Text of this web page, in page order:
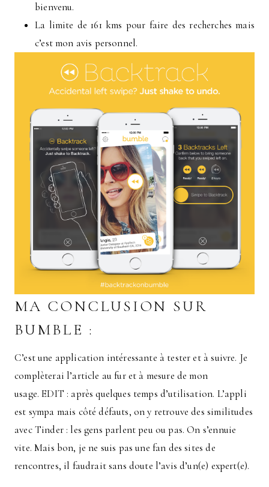
bienvenu.
La limite de 161 kms pour faire des recherches mais
c’est mon avis personnel.
MA CONCLUSION SUR
BUMBLE :
C’est une application intéressante à tester et à suivre. Je
complèterai l’article au fur et à mesure de mon
usage. EDIT : après quelques temps d’utilisation. L’appli
est sympa mais côté défauts, on y retrouve des similitudes
avec Tinder : les gens parlent peu ou pas. On s’ennuie
vite. Mais bon, je ne suis pas une fan des sites de
rencontres, il faudrait sans doute l’avis d’un(e) expert(e).